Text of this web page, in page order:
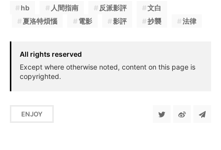
hb 人間指南 反派影評
文白
夏洛特煩惱
電影 影評 抄襲 法律
All rights reserved
Except where otherwise noted, content on this page is
copyrighted.
ENJOY